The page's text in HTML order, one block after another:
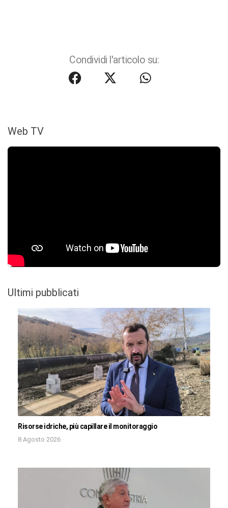
Condividi l'articolo su:
Web TV
Ultimi pubblicati
Risorse idriche, più capillare il monitoraggio
8 Agosto 2026